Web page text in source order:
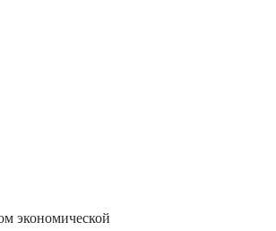
экономической